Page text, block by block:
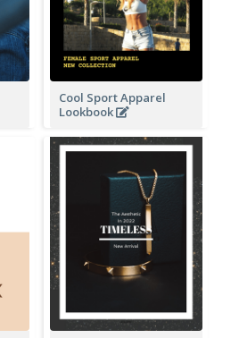
Cool Sport Apparel
Lookbook